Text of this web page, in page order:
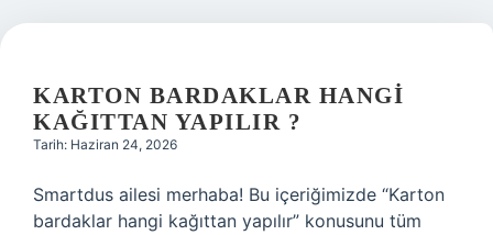
Yasal Uyarı
KARTON BARDAKLAR HANGI
KAĞITTAN YAPILIR ?
Tarih: Haziran 24, 2026
Smartdus ailesi merhaba! Bu içeriğimizde “Karton
bardaklar hangi kağıttan yapılır” konusunu tüm